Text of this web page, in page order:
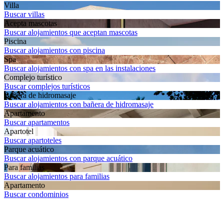
Villa
Buscar villas
Acepta mascotas
Buscar alojamientos que aceptan mascotas
Piscina
Buscar alojamientos con piscina
Spa
Buscar alojamientos con spa en las instalaciones
Complejo turístico
Buscar complejos turísticos
Bañera de hidromasaje
Buscar alojamientos con bañera de hidromasaje
Apartamento
Buscar apartamentos
Apartotel
Buscar apartoteles
Parque acuático
Buscar alojamientos con parque acuático
Para familias
Buscar alojamientos para familias
Apartamento
Buscar condominios